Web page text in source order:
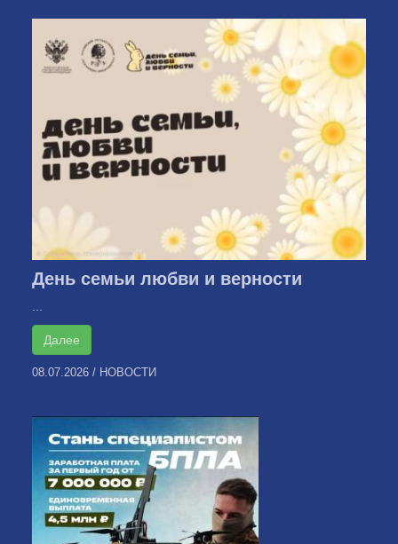
День семьи любви и верности
Далее
08.07.2026 / НОВОСТИ